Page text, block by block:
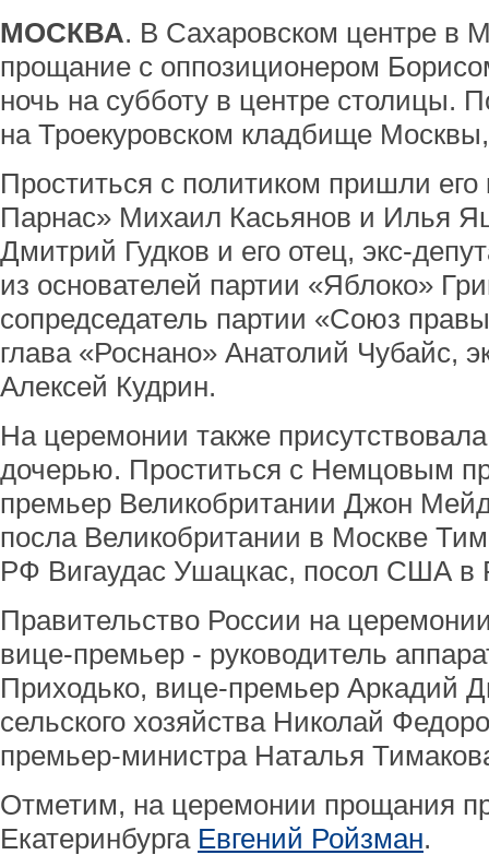
МОСКВА. В Сахаровском центре в
прощание с оппозиционером
ночь на субботу в центре столицы.
на Троекуровском кладбище
Проститься с политиком пришли
Парнас» Михаил Касьянов и Илья
Дмитрий Гудков и его отец, экс-
из основателей партии «Яблоко»
сопредседатель партии «Союз
глава «Роснано» Анатолий Чубайс,
Алексей Кудрин.
На церемонии также
дочерью. Проститься с Немцовым
премьер Великобритании Джон
посла Великобритании в Москве
РФ Вигаудас Ушацкас, посол США
Правительство России на
вице-премьер - руководитель
Приходько, вице-премьер Аркадий
сельского хозяйства Николай
премьер-министра Наталья
Отметим, на церемонии прощания
Екатеринбурга Евгений Ройзман.